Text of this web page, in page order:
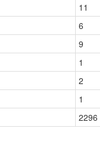
11
6
9
1
2
1
2296